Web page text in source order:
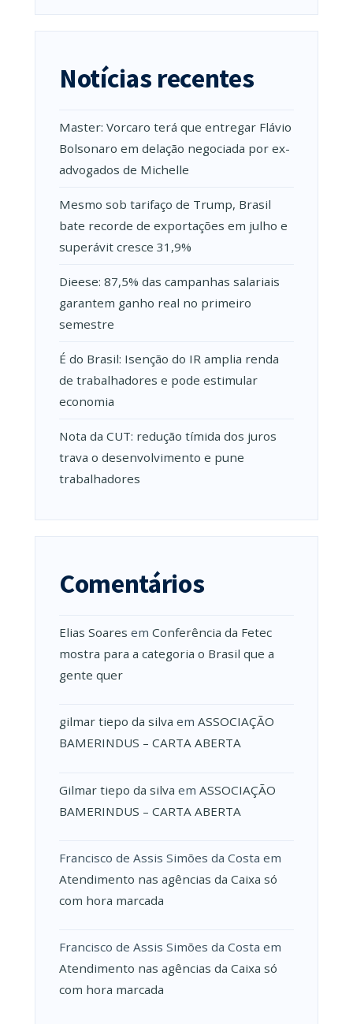
Notícias recentes
Master: Vorcaro terá que entregar Flávio
Bolsonaro em delação negociada por ex-
advogados de Michelle
Mesmo sob tarifaço de Trump, Brasil
bate recorde de exportações em julho e
superávit cresce 31,9%
Dieese: 87,5% das campanhas salariais
garantem ganho real no primeiro
semestre
É do Brasil: Isenção do IR amplia renda
de trabalhadores e pode estimular
economia
Nota da CUT: redução tímida dos juros
trava o desenvolvimento e pune
trabalhadores
Comentários
Elias Soares em Conferência da Fetec
mostra para a categoria o Brasil que a
gente quer
gilmar tiepo da silva em ASSOCIAÇÃO
BAMERINDUS – CARTA ABERTA
Gilmar tiepo da silva em ASSOCIAÇÃO
BAMERINDUS – CARTA ABERTA
Francisco de Assis Simões da Costa em
Atendimento nas agências da Caixa só
com hora marcada
Francisco de Assis Simões da Costa em
Atendimento nas agências da Caixa só
com hora marcada